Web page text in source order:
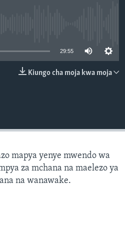
29:55
Kiungo cha moja kwa moja
mapya yenye mwendo wa
za mchana na maelezo ya
na wanawake.